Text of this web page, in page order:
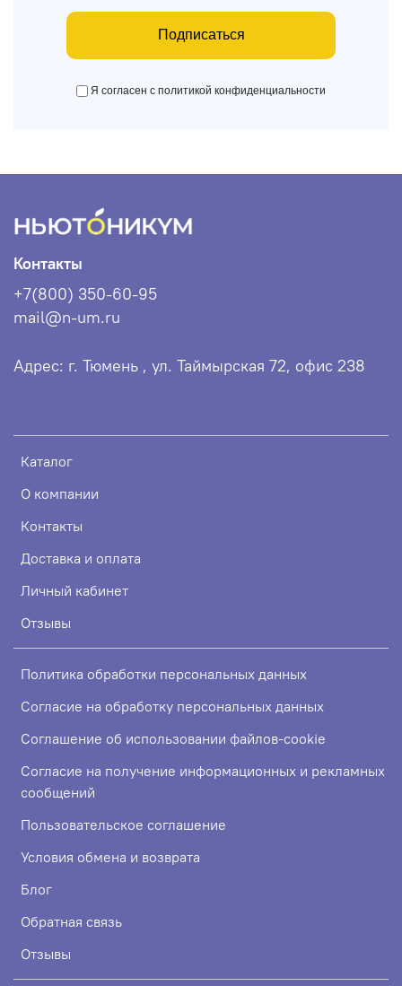
Подписаться
Я согласен с политикой конфиденциальности
Каталог
О компании
Контакты
Доставка и оплата
Личный кабинет
Отзывы
Политика обработки персональных данных
Согласие на обработку персональных данных
Соглашение об использовании файлов-cookie
Согласие на получение информационных и рекламных
сообщений
Пользовательское соглашение
Условия обмена и возврата
Блог
Обратная связь
Отзывы
Контакты
+7(800) 350-60-95
mail@n-um.ru
Адрес: г. Тюмень , ул. Таймырская 72, офис 238